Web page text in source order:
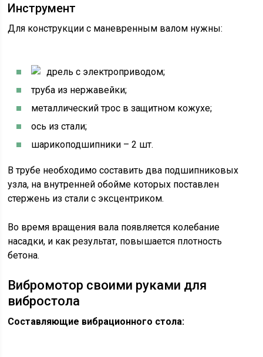
Инструмент
Для конструкции с маневренным валом нужны:
дрель с электроприводом;
труба из нержавейки;
металлический трос в защитном кожухе;
ось из стали;
шарикоподшипники – 2 шт.
В трубе необходимо составить два подшипниковых
узла, на внутренней обойме которых поставлен
стержень из стали с эксцентриком.
Во время вращения вала появляется колебание
насадки, и как результат, повышается плотность
бетона.
Вибромотор своими руками для
вибростола
Составляющие вибрационного стола: